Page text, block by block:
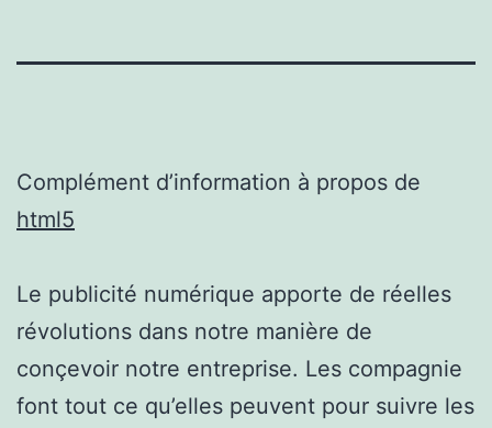
Complément d’information à propos de
html5
Le publicité numérique apporte de réelles
révolutions dans notre manière de
conçevoir notre entreprise. Les compagnie
font tout ce qu’elles peuvent pour suivre les